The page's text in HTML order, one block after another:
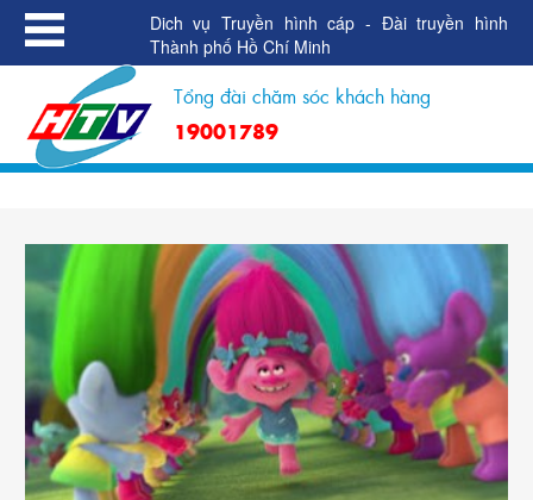
Dich vụ Truyền hình cáp - Đài truyền hình
Thành phố Hồ Chí Minh
Tổng đài chăm sóc khách hàng
19001789